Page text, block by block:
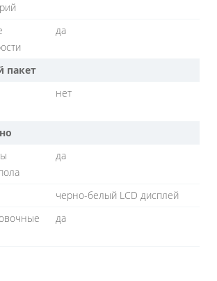
да
пакет
нет
да
черно-белый LCD дисплей
да